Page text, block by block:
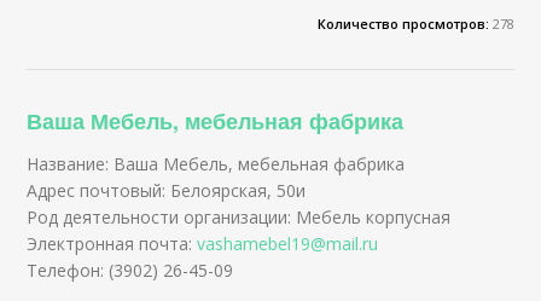
Количество просмотров: 278
Ваша Мебель, мебельная фабрика
Название: Ваша Мебель, мебельная фабрика
Адрес почтовый: Белоярская, 50и
Род деятельности организации: Мебель корпусная
Электронная почта:vashamebel19@mail.ru
Телефон: (3902) 26-45-09